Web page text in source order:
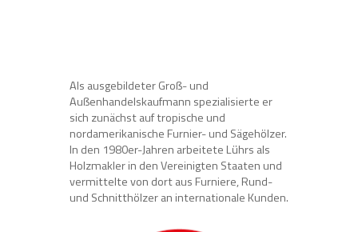
Als ausgebildeter Groß- und
Außenhandelskaufmann spezialisierte er
sich zunächst auf tropische und
nordamerikanische Furnier- und Sägehölzer.
In den 1980er-Jahren arbeitete Lührs als
Holzmakler in den Vereinigten Staaten und
vermittelte von dort aus Furniere, Rund-
und Schnitthölzer an internationale Kunden.